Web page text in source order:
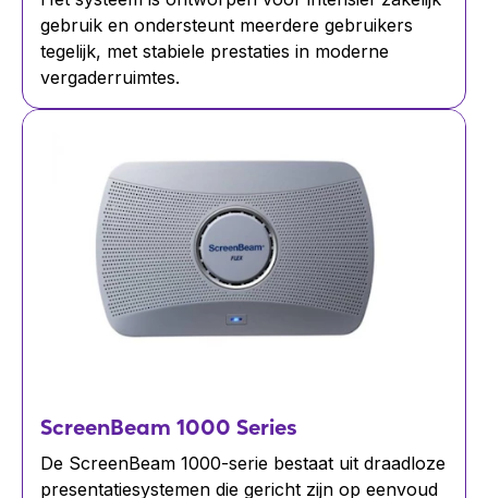
gebruik en ondersteunt meerdere gebruikers
tegelijk, met stabiele prestaties in moderne
vergaderruimtes.
ScreenBeam 1000 Series
De ScreenBeam 1000-serie bestaat uit draadloze
presentatiesystemen die gericht zijn op eenvoud